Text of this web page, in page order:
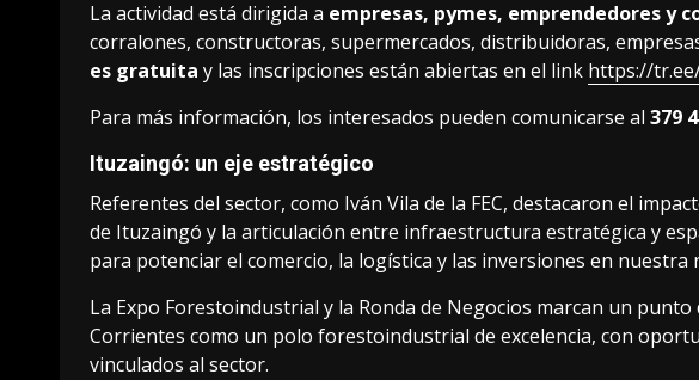
La actividad está dirigida a empresas, pymes, emprendedores y
corralones, constructoras, supermercados, distribuidoras,
es gratuita y las inscripciones están abiertas en el link https://tr.ee/
Para más información, los interesados pueden comunicarse al 379
Ituzaingó: un eje estratégico
Referentes del sector, como Iván Vila de la FEC, destacaron el
de Ituzaingó y la articulación entre infraestructura estratégica y
para potenciar el comercio, la logística y las inversiones en nuestra
La Expo Forestoindustrial y la Ronda de Negocios marcan un
Corrientes como un polo forestoindustrial de excelencia, con
vinculados al sector.